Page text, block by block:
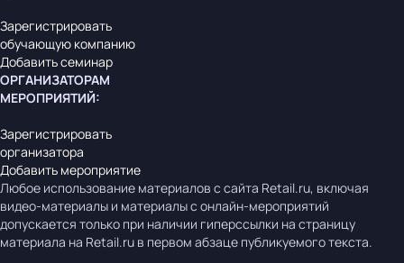
Зарегистрировать
обучающую компанию
Добавить семинар
ОРГАНИЗАТОРАМ
МЕРОПРИЯТИЙ:
Зарегистрировать
организатора
Добавить мероприятие
Любое использование материалов с сайта Retail.ru, включая
видео-материалы и материалы с онлайн-мероприятий
допускается только при наличии гиперссылки на страницу
материала на Retail.ru в первом абзаце публикуемого текста.